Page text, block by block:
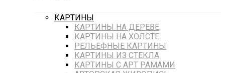
КАРТИНЫ
КАРТИНЫ НА ДЕРЕВЕ
КАРТИНЫ НА ХОЛСТЕ
РЕЛЬЕФНЫЕ КАРТИНЫ
КАРТИНЫ ИЗ СТЕКЛА
КАРТИНЫ С АРТ РАМАМИ